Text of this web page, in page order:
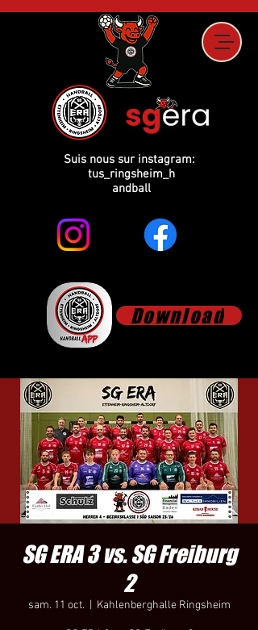
Download
Suis nous sur instagram:
tus_ringsheim_h
andball
SG ERA 3 vs. SG Freiburg
2
sam. 11 oct. Kahlenberghalle Ringsheim